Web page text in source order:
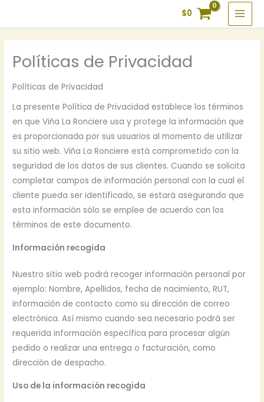
$0
Políticas de Privacidad
Políticas de Privacidad
La presente Política de Privacidad establece los términos
en que Viña La Ronciere usa y protege la información que
es proporcionada por sus usuarios al momento de utilizar
su sitio web. Viña La Ronciere está comprometido con la
seguridad de los datos de sus clientes. Cuando se solicita
completar campos de información personal con la cual el
cliente pueda ser identificado, se estará asegurando que
esta información sólo se emplee de acuerdo con los
términos de este documento.
Información recogida
Nuestro sitio web podrá recoger información personal por
ejemplo: Nombre, Apellidos, fecha de nacimiento, RUT,
información de contacto como su dirección de correo
electrónica. Así mismo cuando sea necesario podrá ser
requerida información específica para procesar algún
pedido o realizar una entrega o facturación, como
dirección de despacho.
Uso de la información recogida